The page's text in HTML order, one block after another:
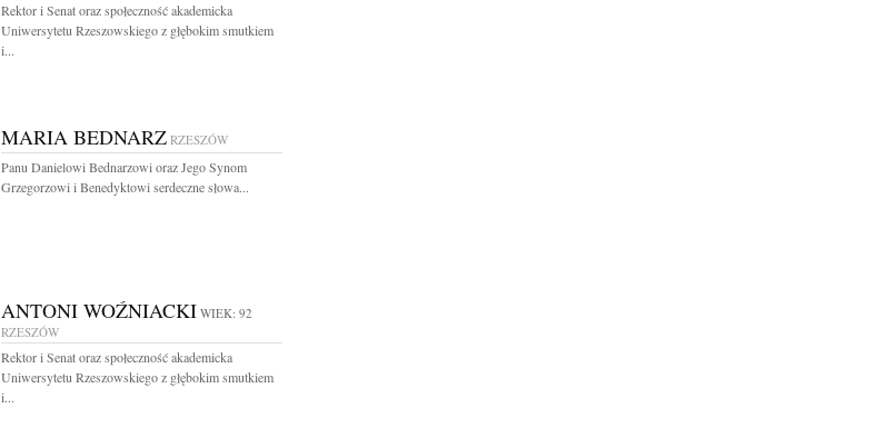
Rektor i Senat oraz społeczność akademicka
Uniwersytetu Rzeszowskiego z głębokim smutkiem
i...
MARIA BEDNARZ RZESZÓW
Panu Danielowi Bednarzowi oraz Jego Synom
Grzegorzowi i Benedyktowi serdeczne słowa...
ANTONI WOŹNIACKI WIEK: 92
RZESZÓW
Rektor i Senat oraz społeczność akademicka
Uniwersytetu Rzeszowskiego z głębokim smutkiem
i...